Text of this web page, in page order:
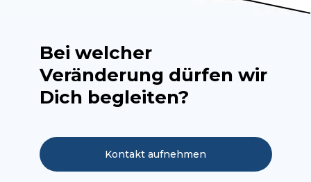
Bei welcher
Veränderung dürfen wir
Dich begleiten?
Kontakt aufnehmen